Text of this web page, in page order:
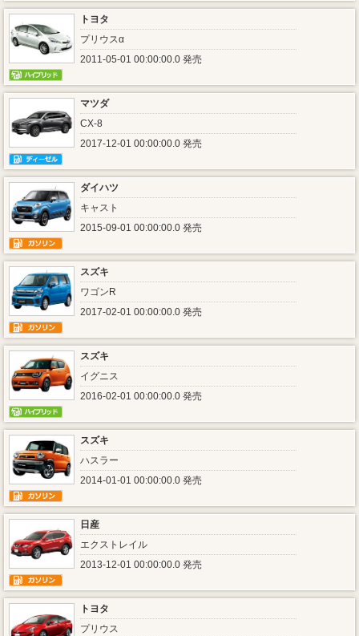
トヨタ
プリウスα
2011-05-01 00:00:00.0 発売
マツダ
CX-8
2017-12-01 00:00:00.0 発売
ダイハツ
キャスト
2015-09-01 00:00:00.0 発売
スズキ
ワゴンR
2017-02-01 00:00:00.0 発売
スズキ
イグニス
2016-02-01 00:00:00.0 発売
スズキ
ハスラー
2014-01-01 00:00:00.0 発売
日産
エクストレイル
2013-12-01 00:00:00.0 発売
トヨタ
プリウス